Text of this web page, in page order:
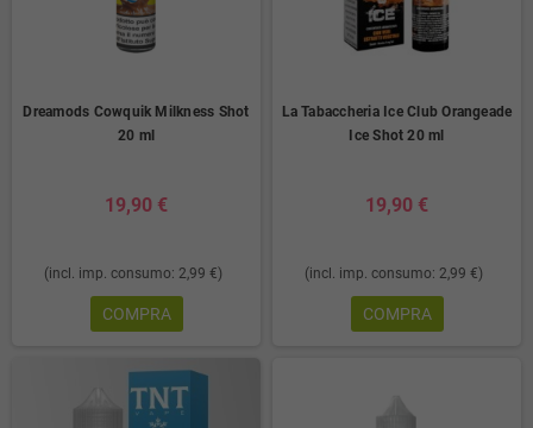
Dreamods Cowquik Milkness Shot
20 ml
19,90 €
(incl. imp. consumo: 2,99 €)
COMPRA
La Tabaccheria Ice Club Orangeade
Ice Shot 20 ml
19,90 €
(incl. imp. consumo: 2,99 €)
COMPRA